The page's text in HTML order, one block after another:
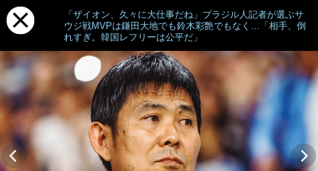
「ザイオン、久々に大仕事だね」ブラジル人記者が選ぶサ
ウジ戦MVPは鎌田大地でも鈴木彩艶でもなく…「相手、倒
れすぎ。韓国レフリーは公平だ」